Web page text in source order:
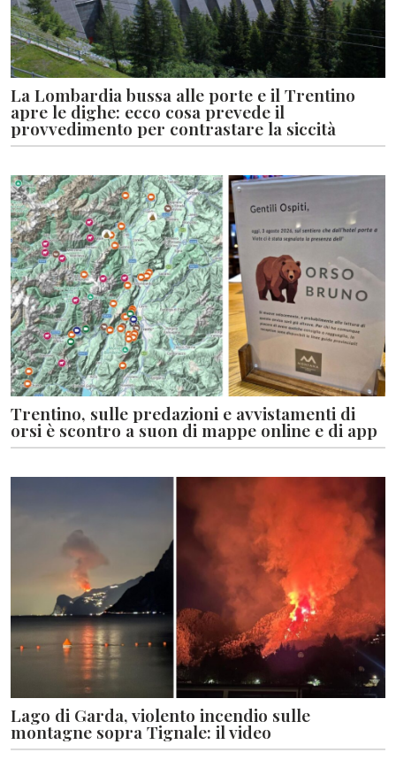
La Lombardia bussa alle porte e il Trentino
apre le dighe: ecco cosa prevede il
provvedimento per contrastare la siccità
Trentino, sulle predazioni e avvistamenti di
orsi è scontro a suon di mappe online e di app
Lago di Garda, violento incendio sulle
montagne sopra Tignale: il video